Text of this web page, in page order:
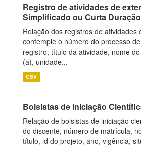
Registro de atividades de
Simplificado ou Curta
Relação dos registros de atividades
contemple o número do processo
registro, título da atividade, nome
(a), unidade...
CSV
Bolsistas de Iniciação
Relação de bolsistas de iniciação
do discente, número de matrícula,
título, id do projeto, ano, vigência,